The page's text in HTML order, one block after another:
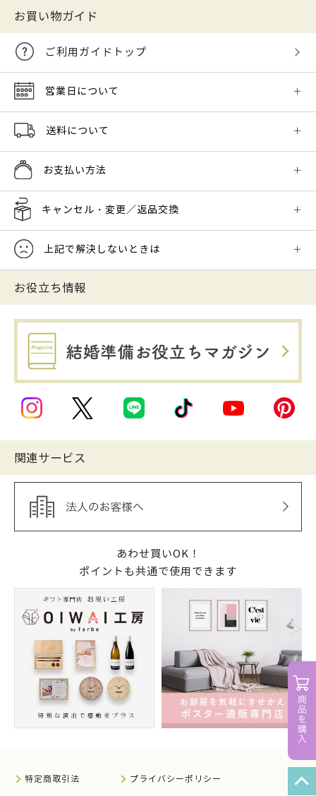
お買い物ガイド
ご利用ガイドトップ
営業日について
送料について
お支払い方法
キャンセル・変更／返品交換
上記で解決しないときは
お役立ち情報
関連サービス
あわせ買いOK！
ポイントも共通で使用できます
特定商取引法 プライバシーポリシー